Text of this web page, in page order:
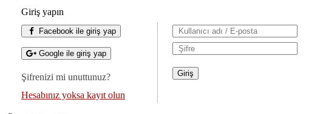
Giriş yapın
Facebook ile giriş yap
Google ile giriş yap
Şifrenizi mi unuttunuz?
Hesabınız yoksa kayıt olun